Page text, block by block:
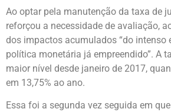
Ao optar pela manutenção da taxa de
reforçou a necessidade de avaliação,
dos impactos acumulados “do intenso
política monetária já empreendido”. A
maior nível desde janeiro de 2017,
em 13,75% ao ano.
Essa foi a segunda vez seguida em